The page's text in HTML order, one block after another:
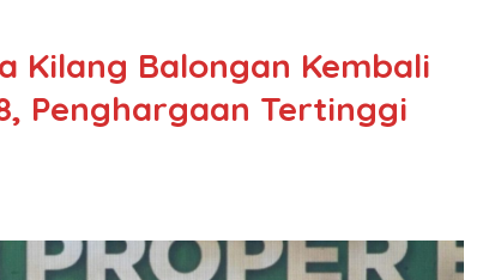
Kilang Balongan Kembali
Penghargaan Tertinggi